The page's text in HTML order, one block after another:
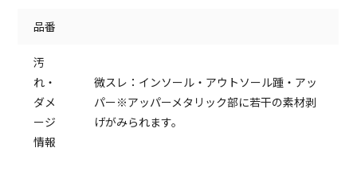
品番
汚
れ・
ダメ
ージ
情報
微スレ：インソール・アウトソール踵・アッ
パー※アッパーメタリック部に若干の素材剥
げがみられます。